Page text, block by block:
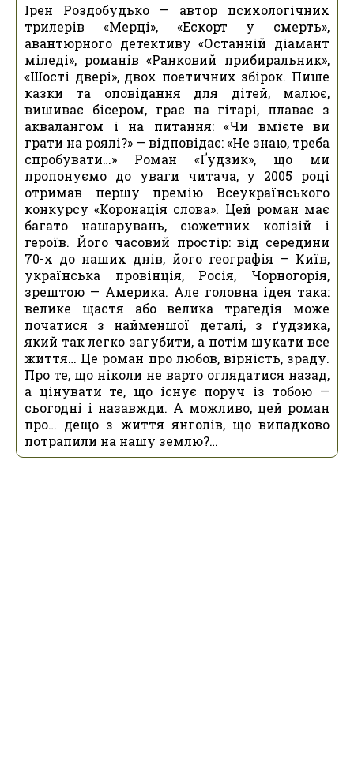
Ірен Роздобудько — автор психологічних
трилерів «Мерці», «Ескорт у смерть»,
авантюрного детективу «Останній діамант
міледі», романів «Ранковий прибиральник»,
«Шості двері», двох поетичних збірок. Пише
казки та оповідання для дітей, малює,
вишиває бісером, грає на гітарі, плаває з
аквалангом і на питання: «Чи вмієте ви
грати на роялі?» — відповідає: «Не знаю, треба
спробувати…» Роман «Ґудзик», що ми
пропонуємо до уваги читача, у 2005 році
отримав першу премію Всеукраїнського
конкурсу «Коронація слова». Цей роман має
багато нашарувань, сюжетних колізій і
героїв. Його часовий простір: від середини
70-х до наших днів, його географія — Київ,
українська провінція, Росія, Чорногорія,
зрештою — Америка. Але головна ідея така:
велике щастя або велика трагедія може
початися з найменшої деталі, з ґудзика,
який так легко загубити, а потім шукати все
життя… Це роман про любов, вірність, зраду.
Про те, що ніколи не варто оглядатися назад,
а цінувати те, що існує поруч із тобою —
сьогодні і назавжди. А можливо, цей роман
про… дещо з життя янголів, що випадково
потрапили на нашу землю?…